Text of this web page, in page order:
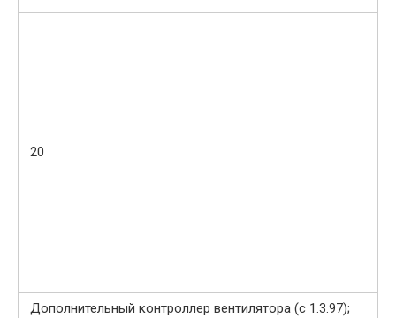
20
Дополнительный контроллер вентилятора (с 1.3.97);